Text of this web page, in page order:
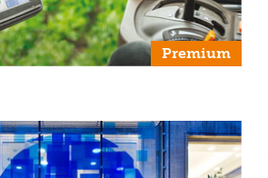
Premium